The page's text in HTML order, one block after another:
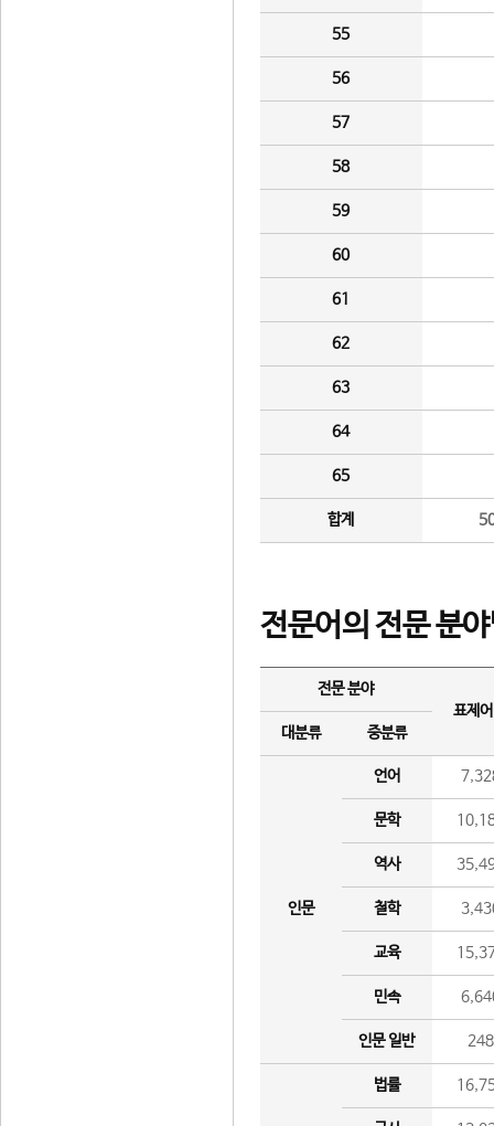
55
56
57
58
59
60
61
62
63
64
65
합계
전문어의 전문 분
전문 분야
표제
대분류
중분류
인문
언어
문학
역사
철학
교육
민속
인문 일반 248
법률